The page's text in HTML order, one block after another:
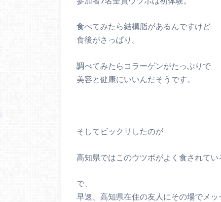
食べてみたら結構脂があるんですけど
食後がさっぱり。
調べてみたらコラーゲンがたっぷりで
美容と健康にいいんだそうです。
そしてビックリしたのが
高知県ではこのウツボがよく食されて
で、
早速、高知県在住の友人にその場でメ